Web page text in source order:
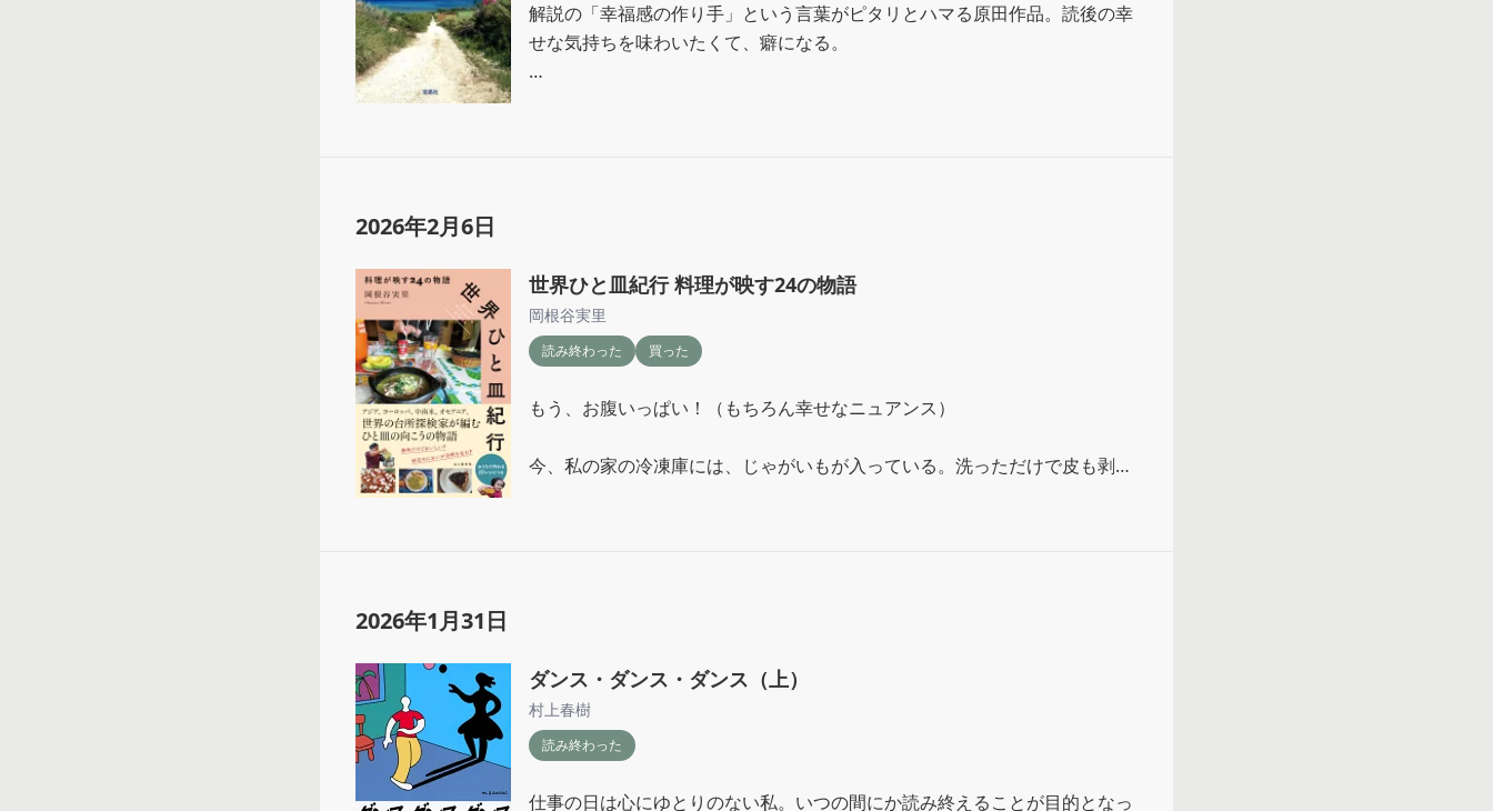
解説の「幸福感の作り手」という言葉がピタリとハマる原田作品。読後の幸
せな気持ちを味わいたくて、癖になる。
2026年2月6日
世界ひと皿紀行 料理が映す24の物語
岡根谷実里
読み終わった 買った
もう、お腹いっぱい！（もちろん幸せなニュアンス）
今、私の家の冷凍庫には、じゃがいもが入っている。洗っただけで皮も剥か
2026年1月31日
ダンス・ダンス・ダンス（上）
村上春樹
読み終わった
仕事の日は心にゆとりのない私。いつの間にか読み終えることが目的となっ